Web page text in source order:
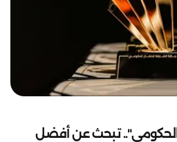
الحكومي".. تبحث عن أفضل